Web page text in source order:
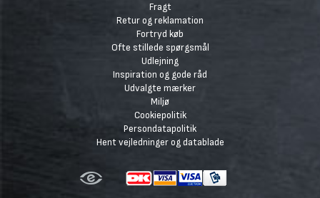
Fragt
Retur og reklamation
Fortryd køb
Ofte stillede spørgsmål
Udlejning
Inspiration og gode råd
Udvalgte mærker
Miljø
Cookiepolitik
Persondatapolitik
Hent vejledninger og datablade